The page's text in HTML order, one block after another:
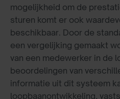
mogelijkheid om de
sturen komt er ook
beschikbaar. Door de
een vergelijking gemaakt
van een medewerker in de
beoordelingen van
informatie uit dit systeem
loopbaanontwikkeling,